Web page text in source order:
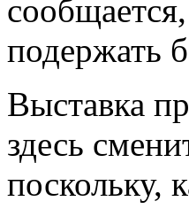
подержать
Выставка
здесь
поскольку,